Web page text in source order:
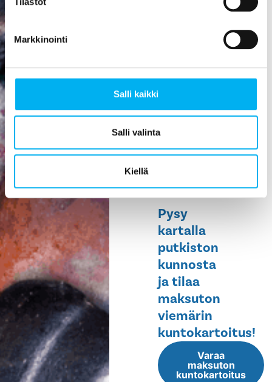
Markkinointi
Salli kaikki
Salli valinta
Kiellä
parantaa
viihtyisyyttä,
ehkäisee
vesivahinkoja,
helpottaa
pidentää
elinikää.
Pysy
kartalla
putkiston
kunnosta
ja tilaa
maksuton
viemärin
kuntokartoitus!
Varaa
maksuton
kuntokartoitus